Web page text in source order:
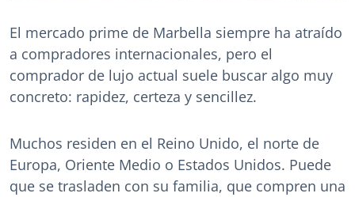
El mercado prime de Marbella siempre ha atraído
a compradores internacionales, pero el
comprador de lujo actual suele buscar algo muy
concreto: rapidez, certeza y sencillez.
Muchos residen en el Reino Unido, el norte de
Europa, Oriente Medio o Estados Unidos. Puede
que se trasladen con su familia, que compren una